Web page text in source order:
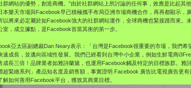
群網站的優勢，創造商機。”由於社群網站上所討論的任何事，效應是比起其
本樂天市場與Facebook早已積極攜手布局亞洲市場商機合作，再再都顯示，
以將來必定屬於如Facebook強大的社群網站運作，全球商機也緊接踵而來。
室，成立據點，是Facebook首當其衝的第一步。
亞太區副總裁Dan Neary表示：「台灣是Facebook很重要的市場，我們希
速成長，並邁向區域性發展。我們已經看到台灣中小企業，例如生鮮電商
成長三倍！品牌業者如雅詩蘭黛，也運用Facebook觸及特定的目標族群。雅
超緊緻系列」產品知名度及銷售額，事實證明 Facebook 廣告比電視廣告更
解如何善用Facebook平台，獲致其商業目標。